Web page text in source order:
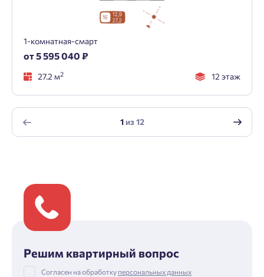
1-комнатная-смарт
от 5 595 040 ₽
27.2 м2 12 этаж
1из12
Решим квартирный вопрос
Согласен на обработку персональных данных